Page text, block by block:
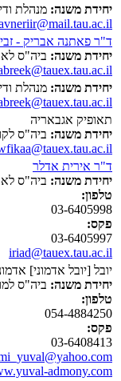
יחידת משנה: מנהלת
ד"ר פאתנה אבריק -
יחידת משנה: ביה"ס
יחידת משנה: מנהלת
תאופיק אגבאריה
יחידת משנה: ביה"ס
ד"ר אירית אדלר
יחידת משנה: ביה"ס
טלפון:
03-6405998
פקס:
03-6405997
iriad@tauex.tau.ac.il
יובל [יובל אדמוני]
יחידת משנה: ביה"ס
טלפון:
054-4884250
פקס:
03-6408413
admony.com